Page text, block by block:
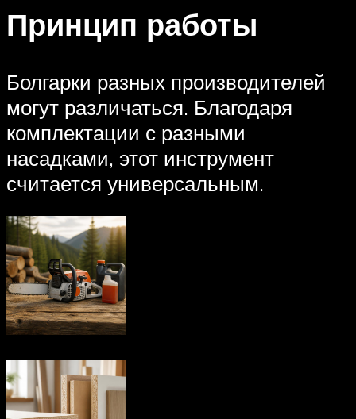
Принцип работы
Болгарки разных производителей
могут различаться. Благодаря
комплектации с разными
насадками, этот инструмент
считается универсальным.